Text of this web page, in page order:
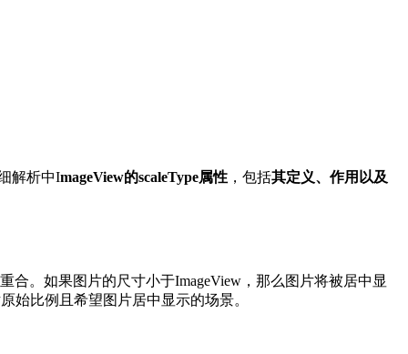
解析中ImageView的scaleType属性 ，包括其定义、作用以及
合。如果图片的尺寸小于ImageView，那么图片将被居中显
始比例且希望图片居中显示的场景。